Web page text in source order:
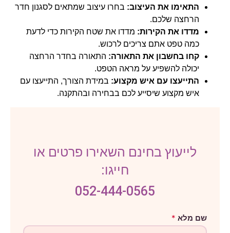
התאימו את העיצוב: בחרו עיצוב שמתאים לסגנון חדר
הרחצה שלכם.
מדדו את הקירות: מדדו את שטח הקירות כדי לדעת
כמה טפט אתם צריכים לרכוש.
קחו בחשבון את התאורה: התאורה בחדר הרחצה
יכולה להשפיע על מראה הטפט.
התייעצו עם איש מקצוע: במידת הצורך, התייעצו עם
איש מקצוע שיסייע לכם בבחירה ובהתקנה.
לייעוץ בחינם השאירו פרטים או
חייגו:
052-444-0565
שם מלא * ה
ו